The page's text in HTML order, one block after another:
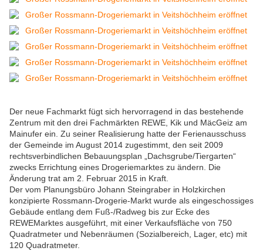
Der neue Fachmarkt fügt sich hervorragend in das bestehende
Zentrum mit den drei Fachmärkten REWE, Kik und MäcGeiz am
Mainufer ein. Zu seiner Realisierung hatte der Ferienausschuss
der Gemeinde im August 2014 zugestimmt, den seit 2009
rechtsverbindlichen Bebauungsplan „Dachsgrube/Tiergarten“
zwecks Errichtung eines Drogeriemarktes zu ändern. Die
Änderung trat am 2. Februar 2015 in Kraft.
Der vom Planungsbüro Johann Steingraber in Holzkirchen
konzipierte Rossmann-Drogerie-Markt wurde als eingeschossiges
Gebäude entlang dem Fuß-/Radweg bis zur Ecke des
REWEMarktes ausgeführt, mit einer Verkaufsfläche von 750
Quadratmeter und Nebenräumen (Sozialbereich, Lager, etc) mit
120 Quadratmeter.